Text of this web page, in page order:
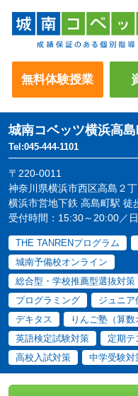
無料体験授業
城南コベッツ横浜高
Tel:045-444-1101
〒220-0011
神奈川県横浜市西区高島２
横浜市営地下鉄 高島町駅 徒
受付時間：15:30～20:00／
THE TANRENプログラム
城南予備校オンライン
総合型・学校推薦型選抜対策
プログラミング
ジュニア
デキタス
りんご塾（算数
英語検定試験対策
定期テ
高校入試対策
中学受験対